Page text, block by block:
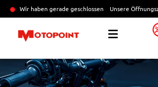
Wir haben gerade geschlossen Unsere